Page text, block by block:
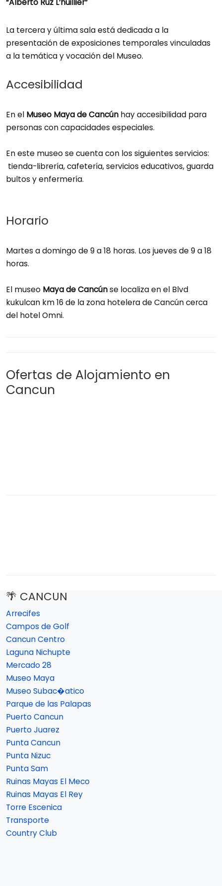
La tercera y última sala está dedicada a la
presentación de exposiciones temporales vinculadas
a la temática y vocación del Museo.
Accesibilidad
En el Museo Maya de Cancún hay accesibilidad para
personas con capacidades especiales.
En este museo se cuenta con los siguientes servicios:
tienda-librería, cafetería, servicios educativos, guarda
bultos y enfermería.
Horario
Martes a domingo de 9 a 18 horas. Los jueves de 9 a 18
horas.
El museo Maya de Cancúnse localiza en el Blvd
kukulcan km 16 de la zona hotelera de Cancún cerca
del hotel Omni.
Ofertas de Alojamiento en
Cancun
🌴 CANCUN
Arrecifes
Campos de Golf
Cancun Centro
Laguna Nichupte
Mercado 28
Museo Maya
Museo Subac�atico
Parque de las Palapas
Puerto Cancun
Puerto Juarez
Punta Cancun
Punta Nizuc
Punta Sam
Ruinas Mayas El Meco
Ruinas Mayas El Rey
Torre Escenica
Transporte
Country Club